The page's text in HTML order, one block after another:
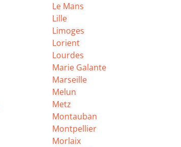
Le Mans
Lille
Limoges
Lorient
Lourdes
Marie Galante
Marseille
Melun
Metz
Montauban
Montpellier
Morlaix